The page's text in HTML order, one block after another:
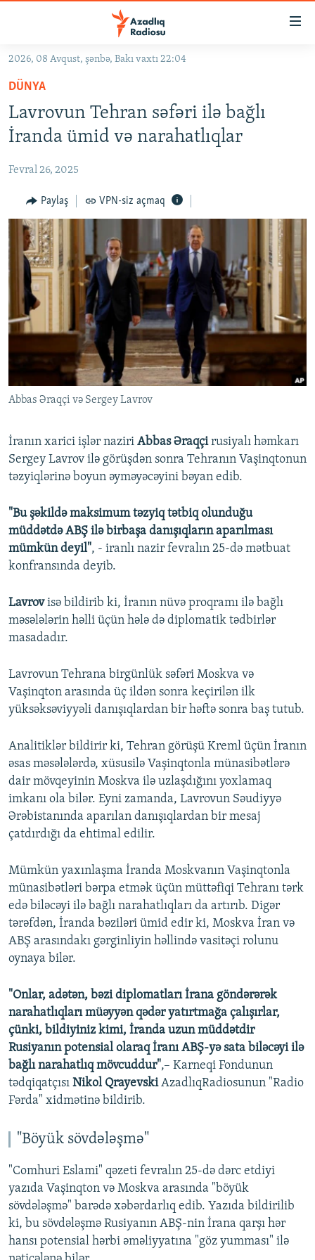
Əsas
qayıt
Əsas
naviqasiyaya
qayıt
Axtarışa
KORRUPSIOMETR
FƏRQƏ BAX
QANUNI DOĞRU
ARAŞDIRMA
MULTIMEDIA
VIDEO
FOTOQALEREYA
İNFOQRAFIKA
KARIKATURA
RADIO ARXIV
OXU ZALI
AZƏRBAYCAN ƏDƏBIYYATI KITABXANASI
İSLAM VƏ DEMOKRATIYA
İZ - MƏDƏNIYYƏT PROQRAMI
HAQQIMIZDA
MISSIYAMIZ
PEŞƏ ETIKASI VƏ JURNALISTIKA STANDARTLARIMIZ
MATERIALLARIMIZDAN ISTIFADƏ
AZADLIQRADIOSU MOBIL TELEFONUNUZDA
XƏBƏR BÜLLETENLƏRIMIZ
RFE/RL-in bütün saytları
2026, 08 Avqust, şənbə, Bakı vaxtı 22:04
DÜNYA
Lavrovun Tehran səfəri ilə bağlı
İranda ümid və narahatlıqlar
Fevral 26, 2025
Paylaş VPN-siz açmaq
Abbas Əraqçi və Sergey Lavrov
İranın xarici işlər naziri Abbas Əraqçirusiyalı həmkarı
Sergey Lavrov ilə görüşdən sonra Tehranın Vaşinqtonun
təzyiqlərinə boyun əyməyəcəyini bəyan edib.
"Bu şəkildə maksimum təzyiq tətbiq olunduğu
müddətdə ABŞ ilə birbaşa danışıqların aparılması
mümkün deyil", - iranlı nazir fevralın 25-də mətbuat
konfransında deyib.
Lavrovisə bildirib ki, İranın nüvə proqramı ilə bağlı
məsələlərin həlli üçün hələ də diplomatik tədbirlər
masadadır.
Lavrovun Tehrana birgünlük səfəri Moskva və
Vaşinqton arasında üç ildən sonra keçirilən ilk
yüksəksəviyyəli danışıqlardan bir həftə sonra baş tutub.
Analitiklər bildirir ki, Tehran görüşü Kreml üçün İranın
əsas məsələlərdə, xüsusilə Vaşinqtonla münasibətlərə
dair mövqeyinin Moskva ilə uzlaşdığını yoxlamaq
imkanı ola bilər. Eyni zamanda, Lavrovun Səudiyyə
Ərəbistanında aparılan danışıqlardan bir mesaj
çatdırdığı da ehtimal edilir.
Mümkün yaxınlaşma İranda Moskvanın Vaşinqtonla
münasibətləri bərpa etmək üçün müttəfiqi Tehranı tərk
edə biləcəyi ilə bağlı narahatlıqları da artırıb. Digər
tərəfdən, İranda bəziləri ümid edir ki, Moskva İran və
ABŞ arasındakı gərginliyin həllində vasitəçi rolunu
oynaya bilər.
"Onlar, adətən, bəzi diplomatları İrana göndərərək
narahatlıqları müəyyən qədər yatırtmağa çalışırlar,
çünki, bildiyiniz kimi, İranda uzun müddətdir
Rusiyanın potensial olaraq İranı ABŞ-yə sata biləcəyi ilə
bağlı narahatlıq mövcuddur",– Karneqi Fondunun
tədqiqatçısı Nikol QrayevskiAzadlıqRadiosunun "Radio
Fərda" xidmətinə bildirib.
"Böyük sövdələşmə"
"Comhuri Eslami" qəzeti fevralın 25-də dərc etdiyi
yazıda Vaşinqton və Moskva arasında "böyük
sövdələşmə" barədə xəbərdarlıq edib. Yazıda bildirilib
ki, bu sövdələşmə Rusiyanın ABŞ-nin İrana qarşı hər
hansı potensial hərbi əməliyyatına "göz yumması" ilə